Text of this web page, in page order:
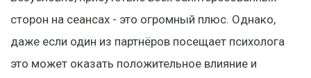
сторон на сеансах - это огромный плюс. Однако,
даже если один из партнёров посещает психолога
это может оказать положительное влияние и